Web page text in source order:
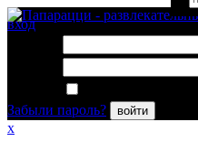
вход
Забыли пароль?
войти
x